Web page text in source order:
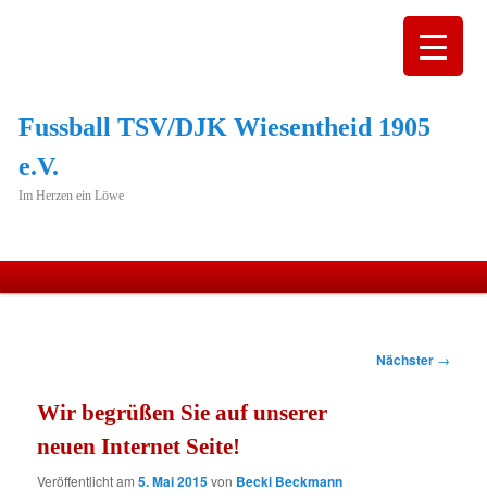
Fussball TSV/DJK Wiesentheid 1905
e.V.
Im Herzen ein Löwe
springen
Nächster →
Wir begrüßen Sie auf unserer
neuen Internet Seite!
Veröffentlicht am5. Mai 2015von Becki Beckmann